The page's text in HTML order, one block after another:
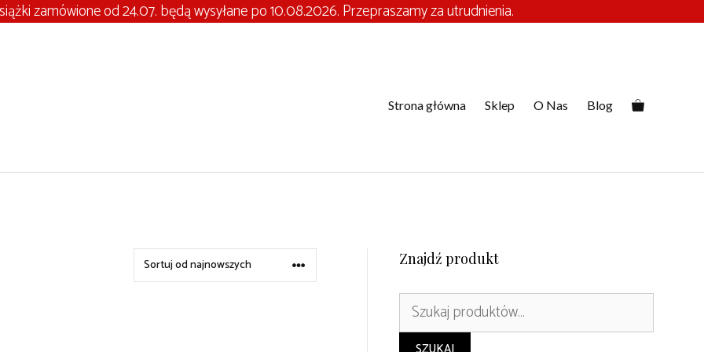
zamówione od 24.07. będą wysyłane po 10.08.2026. Przepraszamy za utrudnienia.
Strona główna Sklep O Nas Blog
Znajdź produkt
Szukaj: